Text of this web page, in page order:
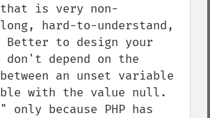
is very non-
hard-to-understand,
Better to design your
don't depend on the
an unset variable
with the value null.
because PHP has